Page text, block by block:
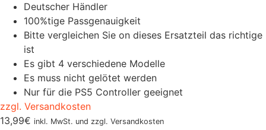
Deutscher Händler
100%tige Passgenauigkeit
Bitte vergleichen Sie on dieses Ersatzteil das richtige
ist
Es gibt 4 verschiedene Modelle
Es muss nicht gelötet werden
Nur für die PS5 Controller geeignet
zzgl. Versandkosten
13,99€ inkl. MwSt. und zzgl. Versandkosten